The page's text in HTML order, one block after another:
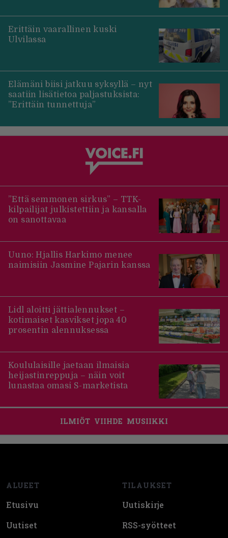
Erittäin vaarallinen kuski
Ulvilassa
Elämäni biisi jatkuu syksyllä – nyt
saatiin lisätietoa paljastuksista:
”Erittäin tunnettuja”
”Että semmonen sirkus” – TTK-
kilpailijat julkistettiin ja kansalla
on sanottavaa
Uuno: Hjallis Harkimo menee
naimisiin Jasmine Pajarin kanssa
Lidl aloitti jättialennukset –
kotimaiset kasvikset jopa 40
prosentin alennuksessa
Koululaisille jaetaan ilmaisia
heijastinreppuja – näin voit
lunastaa omasi S-marketista
ILMIÖT VIIHDE MUSIIKKI
ALUEET
Etusivu
Uutiset
TILAUKSET
Uutiskirje
RSS-syötteet